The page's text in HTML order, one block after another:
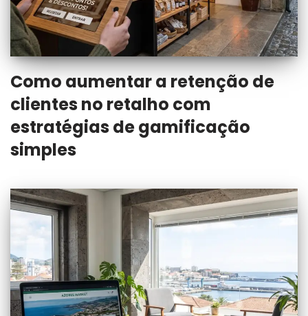
Como aumentar a retenção de
clientes no retalho com
estratégias de gamificação
simples